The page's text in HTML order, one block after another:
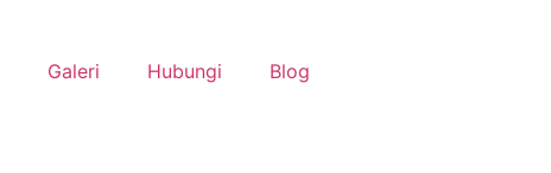
Galeri Hubungi Blog